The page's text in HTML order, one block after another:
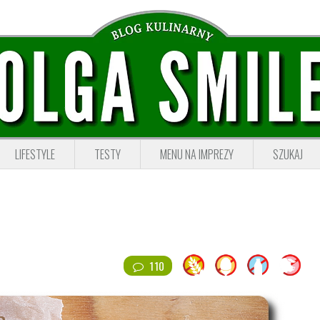
LIFESTYLE TESTY MENU NA IMPREZY SZUKAJ
110